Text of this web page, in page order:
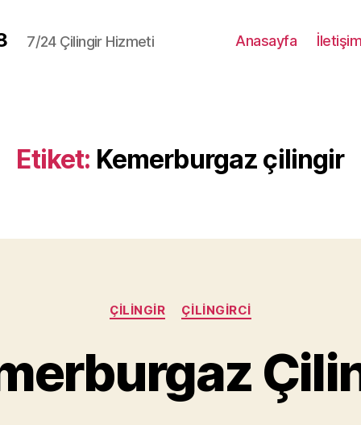
7/24 Çilingir Hizmeti Anasayfa İletişim
Etiket: Kemerburgaz çilingir
Kategoriler
ÇILINGIR ÇILINGIRCI